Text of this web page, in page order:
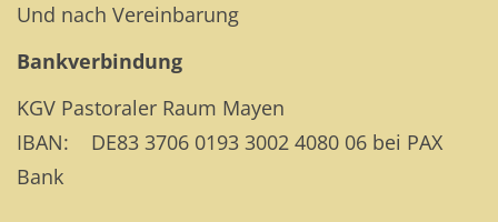
Und nach Vereinbarung
Bankverbindung
KGV Pastoraler Raum Mayen
IBAN: DE83 3706 0193 3002 4080 06 bei PAX
Bank